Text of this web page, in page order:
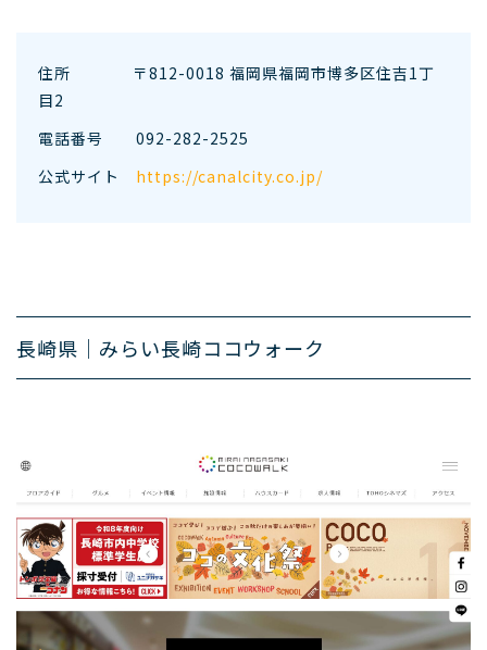
住所 〒812-0018 福岡県福岡市博多区住吉1丁
目2
電話番号 092-282-2525
公式サイト https://canalcity.co.jp/
長崎県｜みらい長崎ココウォーク